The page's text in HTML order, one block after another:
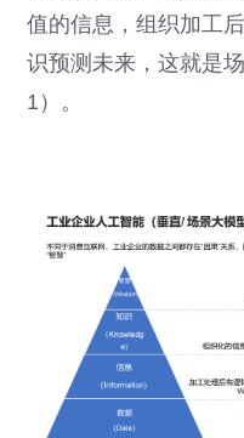
值的信息，组织加工
识预测未来，这就是
1）。